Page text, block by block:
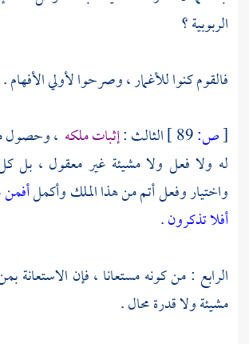
الربوبية ؟
فالقوم كنوا للأغمار ، وصرحوا لأولي الأفهام .
[ص: الثالث :إثبات ملكه ، وحصول
له ولا فعل ولا مشيئة غير معقول ، بل
واختيار وفعل أتم من هذا الملك وأكمل
أفلا تذكرون.
الرابع : من كونه مستعانا ، فإن الاستعانة
مشيئة ولا قدرة محال .